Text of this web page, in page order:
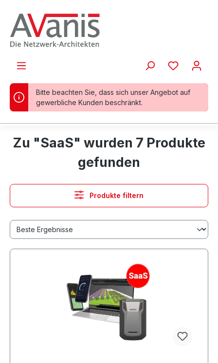
Bitte beachten Sie, dass sich unser Angebot auf
gewerbliche Kunden beschränkt.
Zu "SaaS" wurden 7 Produkte
gefunden
Produkte filtern